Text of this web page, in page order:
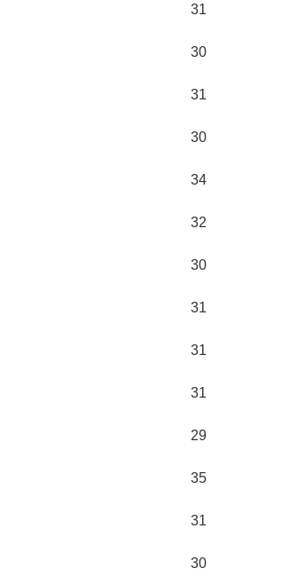
31
30
31
30
34
32
30
31
31
31
29
35
31
30